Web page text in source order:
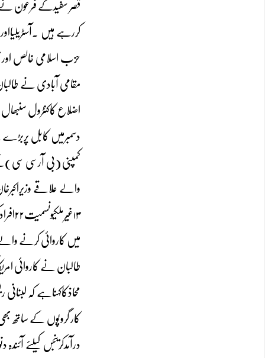
قصر سفیدکے فرعون نے
کررہے ہیں
حزب اسلامی خالص
مقامی آبادی نے
اضلاع کاکنٹرول
دسمبرمیں کابل پربڑے
کمپنی (بی آرسی سی)کے
والے علاقے
میں کاروائی کرنے
طالبان نے کاروائی
محاذکاکہناہے کہ
کار گروپوں کے ساتھ
درآمدکریںجس کیلئے